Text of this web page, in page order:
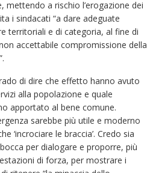
mettendo a rischio l’erogazione dei
i sindacati “a dare adeguate
territoriali e di categoria, al fine di
accettabile compromissione della
di dire che effetto hanno avuto
alla popolazione e quale
apportato al bene comune.
sarebbe più utile e moderno
‘incrociare le braccia’. Credo sia
per dialogare e proporre, più
di forza, per mostrare i